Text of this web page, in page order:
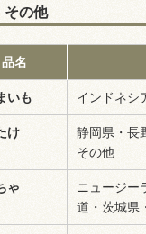
その他
品名
いも インドネシ
け
静岡県・長
その他
ゃ
ニュージー
道・茨城県